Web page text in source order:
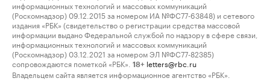
информационных технологий и массовых коммуникаций
(Роскомнадзор) 09.12.2015 за номером ИА №ФС77-63848) и сетевого
издания «РБК» (свидетельство о регистрации средства массовой
информации выдано Федеральной службой по надзору в сфере связи,
информационных технологий и массовых коммуникаций
(Роскомнадзор) 03.12.2021 за номером ЭЛ №ФС77-82385)
сопровождаются пометкой «РБК».
18+ letters@rbc.ru
Владельцем сайта является информационное агентство «РБК».